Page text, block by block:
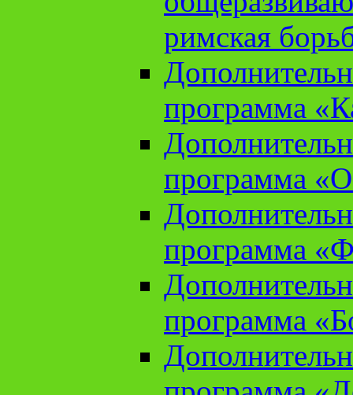
римская
программа
программа
программа
программа